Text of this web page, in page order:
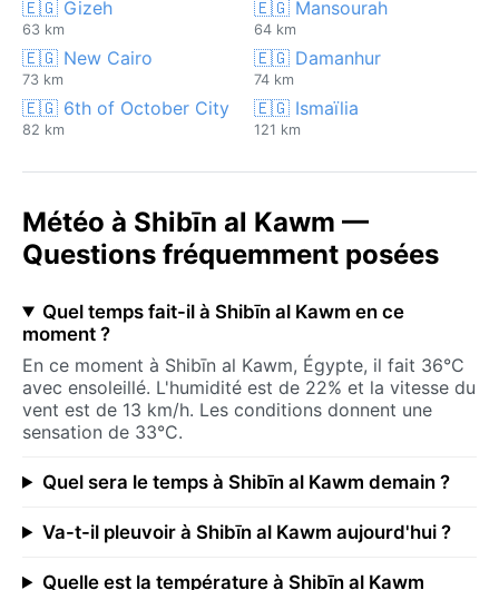
🇪🇬 Gizeh
63 km
🇪🇬 Mansourah
64 km
🇪🇬 New Cairo
73 km
🇪🇬 Damanhur
74 km
🇪🇬 6th of October City
82 km
🇪🇬 Ismaïlia
121 km
Météo à Shibīn al Kawm —
Questions fréquemment posées
Quel temps fait-il à Shibīn al Kawm en ce
moment ?
En ce moment à Shibīn al Kawm, Égypte, il fait 36°C
avec ensoleillé. L'humidité est de 22% et la vitesse du
vent est de 13 km/h. Les conditions donnent une
sensation de 33°C.
Quel sera le temps à Shibīn al Kawm demain ?
Va-t-il pleuvoir à Shibīn al Kawm aujourd'hui ?
Quelle est la température à Shibīn al Kawm